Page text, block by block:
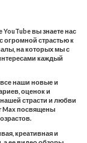
вы знаете нас
огромной страстью к
на которых мы с
каждый
наши новые и
оценок и
страсти и любви
Max посвящены
креативная и